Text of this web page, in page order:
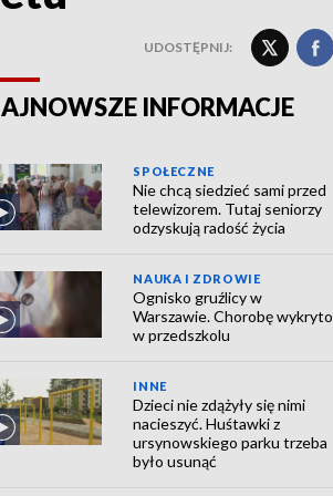
UDOSTĘPNIJ:
INFORMACJE
SPOŁECZNE
Nie chcą siedzieć sami przed
telewizorem. Tutaj seniorzy
odzyskują radość życia
NAUKA I ZDROWIE
Ognisko gruźlicy w
Warszawie. Chorobę wykryto
w przedszkolu
INNE
Dzieci nie zdążyły się nimi
nacieszyć. Huśtawki z
ursynowskiego parku trzeba
było usunąć